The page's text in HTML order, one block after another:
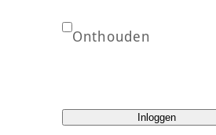
Onthouden
Inloggen